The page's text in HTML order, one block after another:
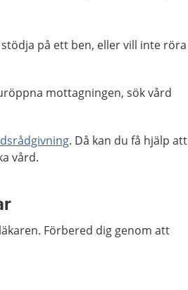
på ett ben, eller vill inte röra
mottagningen, sök vård
. Då kan du få hjälp att
vård.
Förbered dig genom att